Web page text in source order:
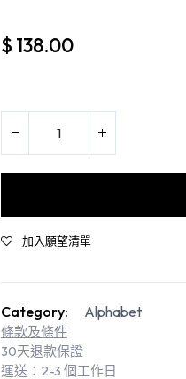
$ 138.00
加入願望清單
Category: Alphabet
條款及條件
30天退款保證
運送：2-3 個工作日